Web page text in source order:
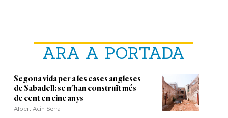
ARA A PORTADA
Segona vida per a les cases angleses
de Sabadell: se n'han construït més
de cent en cinc anys
Albert Acín Serra